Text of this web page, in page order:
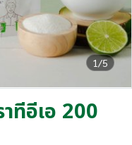
1/5
ทีอีเอ 200